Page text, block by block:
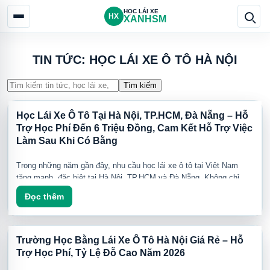
HX
HỌC LÁI XE
XANHSM
TIN TỨC: HỌC LÁI XE Ô TÔ HÀ NỘI
Tìm kiếm
Học Lái Xe Ô Tô Tại Hà Nội, TP.HCM, Đà Nẵng – Hỗ
Trợ Học Phí Đến 6 Triệu Đồng, Cam Kết Hỗ Trợ Việc
Làm Sau Khi Có Bằng
Trong những năm gần đây, nhu cầu học lái xe ô tô tại Việt Nam
tăng mạnh, đặc biệt tại Hà Nội, TP.HCM và Đà Nẵng. Không chỉ
phục vụ nhu cầu cá nhân, bằng lái xe ô tô đang trở thành một "tấm
vé nghề nghiệp" giúp nhiều người có thêm cơ hội việc làm và tăng
thu nhập.
Sự phát triển của taxi điện, xe công nghệ, logistics, giao hàng và
vận tải hành khách đang tạo ra nhu cầu tuyển dụng hàng chục
Đó cũng là lý do chương trình hỗ trợ học lái xe kết hợp cơ hội việc
làm cùng GreenSM đang nhận được sự quan tâm rất lớn từ học
Đọc thêm
Trường Học Bằng Lái Xe Ô Tô Hà Nội Giá Rẻ – Hỗ
Trợ Học Phí, Tỷ Lệ Đỗ Cao Năm 2026